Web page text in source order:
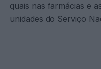
quais nas farmácias e
unidades do Serviço